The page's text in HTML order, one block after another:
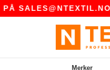
SALES@NTEXTIL.NO
Merker